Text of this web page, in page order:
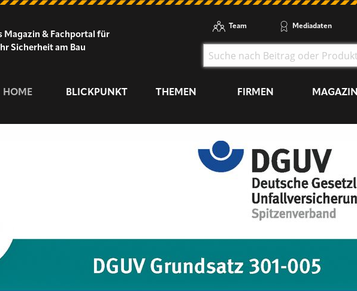
Magazin & Fachportal für
Sicherheit am Bau
Team Mediadaten
HOME BLICKPUNKT THEMEN FIRMEN MAGAZIN